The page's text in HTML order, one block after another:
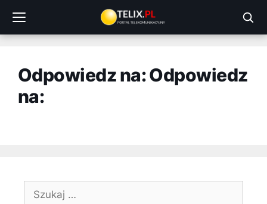
treści
Odpowiedz na: Odpowiedz
na:
Szukaj: